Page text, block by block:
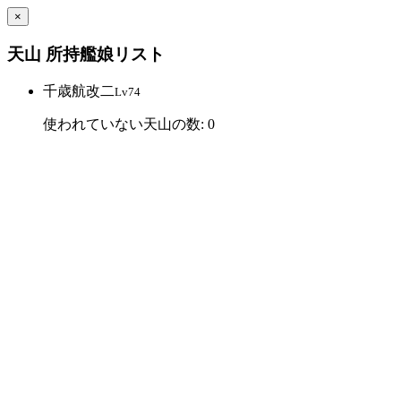
×
天山 所持艦娘リスト
千歳航改二Lv74
使われていない天山の数: 0